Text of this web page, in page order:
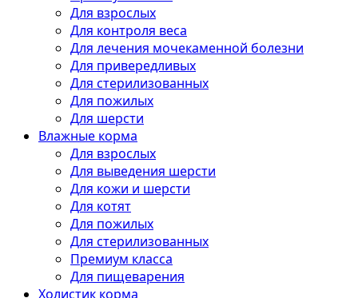
Для взрослых
Для контроля веса
Для лечения мочекаменной болезни
Для привередливых
Для стерилизованных
Для пожилых
Для шерсти
Влажные корма
Для взрослых
Для выведения шерсти
Для кожи и шерсти
Для котят
Для пожилых
Для стерилизованных
Премиум класса
Для пищеварения
Холистик корма